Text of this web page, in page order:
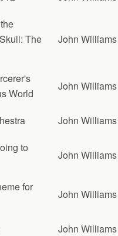
The
John Williams
World
John Williams
John Williams
to
John Williams
for
John Williams
John Williams